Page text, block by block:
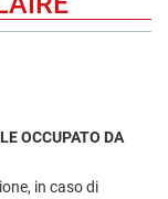
OCCUPATO DA
in caso di